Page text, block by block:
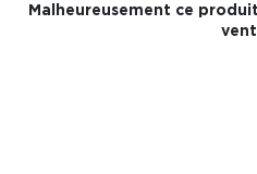
Malheureusement ce